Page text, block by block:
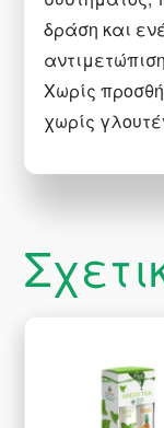
δράση και
Χωρίς
χωρίς